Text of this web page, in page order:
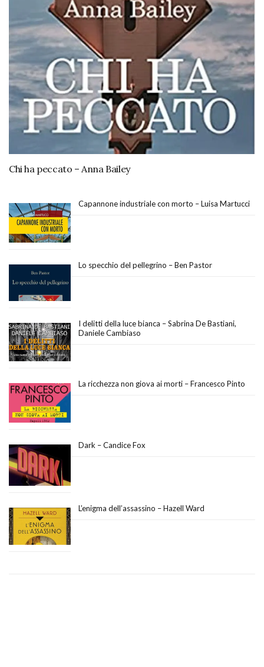
Chi ha peccato – Anna Bailey
Capannone industriale con morto – Luisa Martucci
Lo specchio del pellegrino – Ben Pastor
I delitti della luce bianca – Sabrina De Bastiani,
Daniele Cambiaso
La ricchezza non giova ai morti – Francesco Pinto
Dark – Candice Fox
L’enigma dell’assassino – Hazell Ward